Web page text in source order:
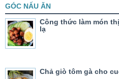
GÓC NẤU ĂN
Công thức làm món
lạ
Chả giò tôm gà cho